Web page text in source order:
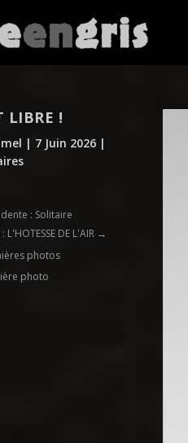
LIBRE !
| 7 Juin 2026 |
: Solitaire
DE L'AIR →
photos
photo